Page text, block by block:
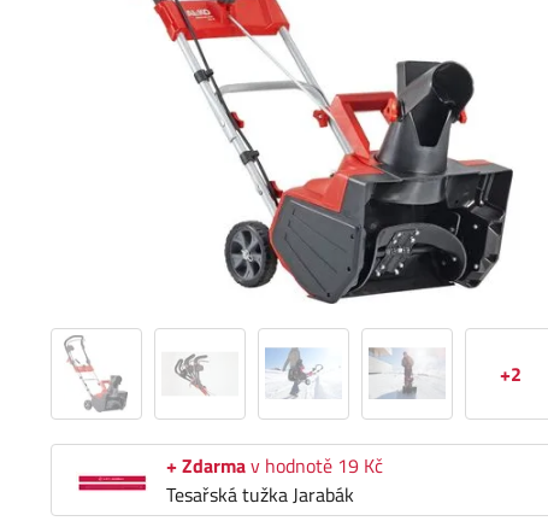
+2
+ Zdarmav hodnotě 19 Kč
Tesařská tužka Jarabák